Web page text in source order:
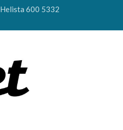
Helista 600 5332